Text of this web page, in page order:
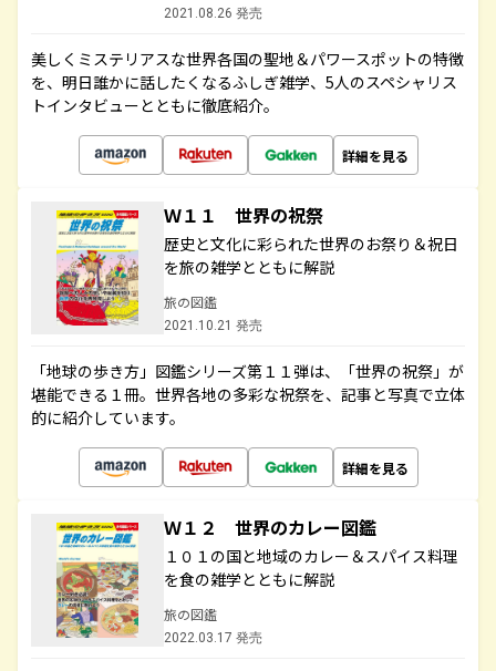
2021.08.26 発売
美しくミステリアスな世界各国の聖地＆パワースポットの特徴
を、明日誰かに話したくなるふしぎ雑学、5人のスペシャリス
トインタビューとともに徹底紹介。
詳細を見る
Ｗ１１ 世界の祝祭
歴史と文化に彩られた世界のお祭り＆祝日
を旅の雑学とともに解説
旅の図鑑
2021.10.21 発売
「地球の歩き方」図鑑シリーズ第１１弾は、「世界の祝祭」が
堪能できる１冊。世界各地の多彩な祝祭を、記事と写真で立体
的に紹介しています。
詳細を見る
Ｗ１２ 世界のカレー図鑑
１０１の国と地域のカレー＆スパイス料理
を食の雑学とともに解説
旅の図鑑
2022.03.17 発売